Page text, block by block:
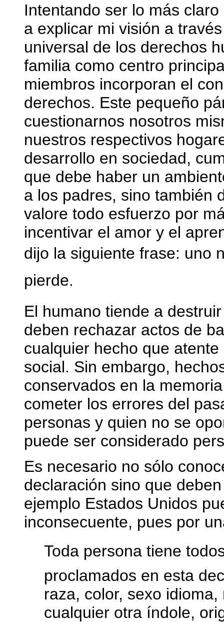
Intentando ser lo más
a explicar mi visión a
universal de los derechos
familia como centro
miembros incorporan el
derechos. Este pequeño
cuestionarnos nosotros
nuestros respectivos
desarrollo en sociedad,
que debe haber un
a los padres, sino también
valore todo esfuerzo por
incentivar el amor y el
dijo la siguiente frase:
pierde.
El humano tiende a
deben rechazar actos de
cualquier hecho que
social. Sin embargo,
conservados en la
cometer los errores del
personas y quien no se
puede ser considerado
Es necesario no sólo
declaración sino que
ejemplo Estados Unidos
inconsecuente, pues por
Toda persona tiene
proclamados en esta
raza, color, sexo
cualquier otra índole,